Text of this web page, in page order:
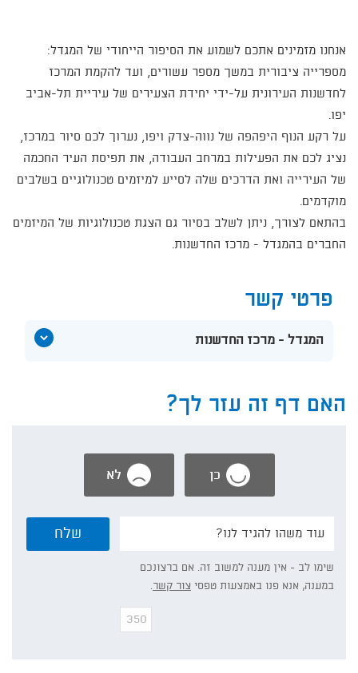
אנחנו מזמינים אתכם לשמוע את הסיפור הייחודי של המגדל:
מספרייה ציבורית במשך מספר עשורים, ועד להקמת המרכז
לחדשנות העירונית על-ידי יחידת הצעירים של עיריית תל-אביב
יפו.
על רקע הנוף היפהפה של נווה-צדק ויפו, נערוך לכם סיור במרכז,
נציג לכם את הפעילות במרחב העבודה, את תפיסת העיר החכמה
של העירייה ואת הדרכים שלה לסייע למיזמים טכנולוגיים בשלבים
מוקדמים.
בהתאם לצורך, ניתן לשלב בסיור גם הצגת טכנולוגיות של המיזמים
החברים בהמגדל - מרכז החדשנות.
פרטי קשר
הצג
תוכן
המגדל - מרכז החדשנות
האם דף זה עזר לך?
כן לא
תפרט/י:
שלח
שימו לב - אין מענה למשוב זה. אם ברצונכם
במענה, אנא פנו באמצעות טפסי צור קשר.